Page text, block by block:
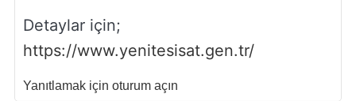
Detaylar için;
https://www.yenitesisat.gen.tr/
Yanıtlamak için oturum açın